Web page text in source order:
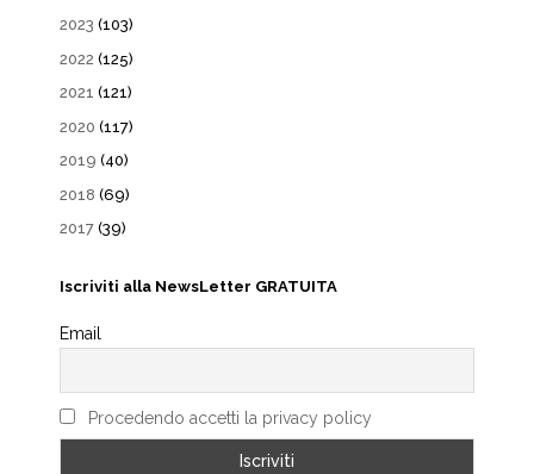
2023 (103)
2022 (125)
2021 (121)
2020 (117)
2019 (40)
2018 (69)
2017 (39)
Iscriviti alla NewsLetter GRATUITA
Email
Procedendo accetti la privacy policy